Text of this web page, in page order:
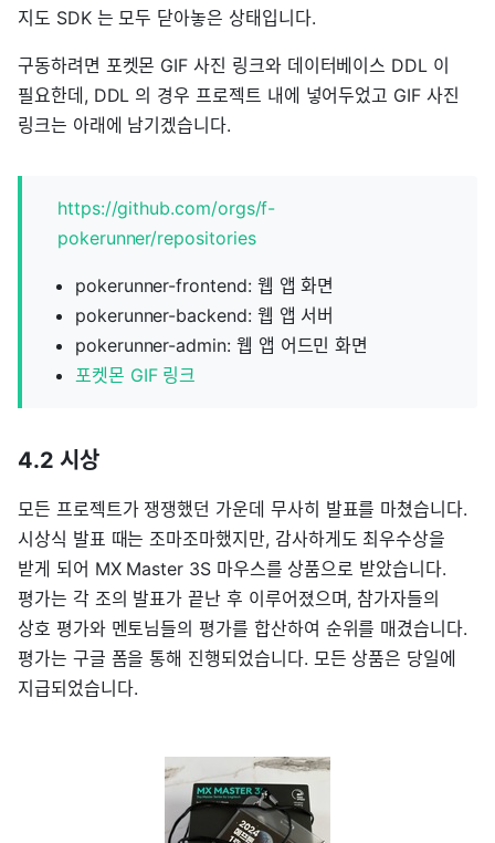
지도 SDK 는 모두 닫아놓은 상태입니다.
구동하려면 포켓몬 GIF 사진 링크와 데이터베이스 DDL 이
필요한데, DDL 의 경우 프로젝트 내에 넣어두었고 GIF 사진
링크는 아래에 남기겠습니다.
https://github.com/orgs/f-
pokerunner/repositories
pokerunner-frontend: 웹 앱 화면
pokerunner-backend: 웹 앱 서버
pokerunner-admin: 웹 앱 어드민 화면
포켓몬 GIF 링크
4.2 시상
모든 프로젝트가 쟁쟁했던 가운데 무사히 발표를 마쳤습니다.
시상식 발표 때는 조마조마했지만, 감사하게도 최우수상을
받게 되어 MX Master 3S 마우스를 상품으로 받았습니다.
평가는 각 조의 발표가 끝난 후 이루어졌으며, 참가자들의
상호 평가와 멘토님들의 평가를 합산하여 순위를 매겼습니다.
평가는 구글 폼을 통해 진행되었습니다. 모든 상품은 당일에
지급되었습니다.